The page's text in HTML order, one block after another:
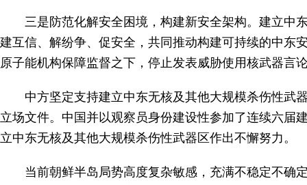
三是防范化解安全困境，构建新安全架构。建立中
建互信、解纷争、促安全，共同推动构建可持续的中东
原子能机构保障监督之下，停止发表威胁使用核武器言
中方坚定支持建立中东无核及其他大规模杀伤性武
立场文件。中国并以观察员身份建设性参加了连续六届
立中东无核及其他大规模杀伤性武器区作出不懈努力。
当前朝鲜半岛局势高度复杂敏感，充满不稳定不确